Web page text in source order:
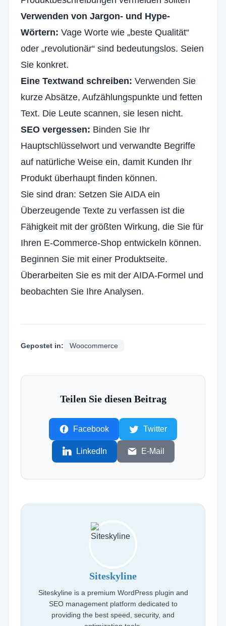
Verwenden von Jargon- und Hype-
Wörtern: Vage Worte wie „beste Qualität“
oder „revolutionär“ sind bedeutungslos. Seien
Sie konkret.
Eine Textwand schreiben: Verwenden Sie
kurze Absätze, Aufzählungspunkte und fetten
Text. Die Leute scannen, sie lesen nicht.
SEO vergessen: Binden Sie Ihr
Hauptschlüsselwort und verwandte Begriffe
auf natürliche Weise ein, damit Kunden Ihr
Produkt überhaupt finden können.
Sie sind dran: Setzen Sie AIDA ein
Überzeugende Texte zu verfassen ist die
Fähigkeit mit der größten Wirkung, die Sie für
Ihren E-Commerce-Shop entwickeln können.
Beginnen Sie mit einer Produktseite.
Überarbeiten Sie es mit der AIDA-Formel und
beobachten Sie Ihre Analysen.
Gepostet in: Woocommerce
Teilen Sie diesen Beitrag
Facebook Twitter
LinkedIn E-Mail
Siteskyline
Siteskyline is a premium WordPress plugin and
SEO management platform dedicated to
providing the best speed, security, and